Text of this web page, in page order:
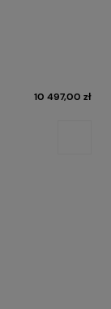
10 497,00 zł